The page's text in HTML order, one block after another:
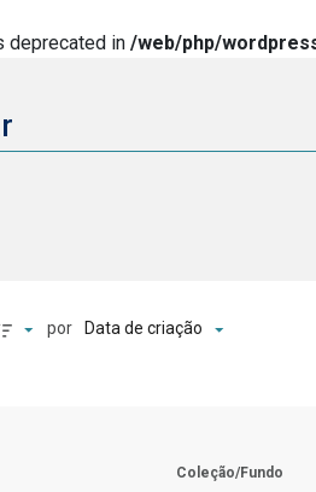
deprecated in /web/php/
por Data de criação
Coleção/Fundo